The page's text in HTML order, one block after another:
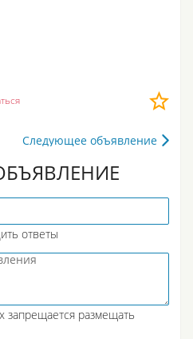
Следующее объявление
ответы
запрещается размещать